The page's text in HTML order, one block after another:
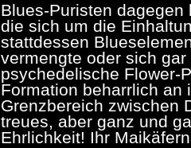
Blues-Puristen
die sich um die
stattdessen
vermengte oder sich
psychedelische Flower-
Formation beharrlich an
Grenzbereich zwischen
treues, aber ganz und
Ehrlichkeit! Ihr